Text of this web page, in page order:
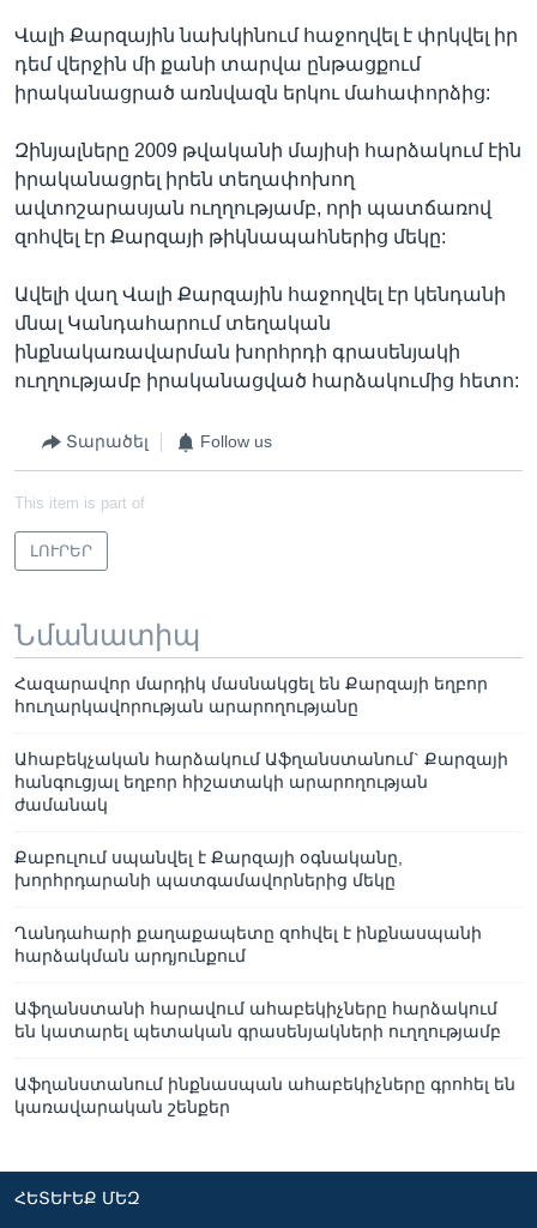
Վալի Քարզային նախկինում հաջողվել է փրկվել իր
դեմ վերջին մի քանի տարվա ընթացքում
իրականացրած առնվազն երկու մահափորձից:
Զինյալները 2009 թվականի մայիսի հարձակում էին
իրականացրել իրեն տեղափոխող
ավտոշարասյան ուղղությամբ, որի պատճառով
զոհվել էր Քարզայի թիկնապահներից մեկը:
Ավելի վաղ Վալի Քարզային հաջողվել էր կենդանի
մնալ Կանդահարում տեղական
ինքնակառավարման խորհրդի գրասենյակի
ուղղությամբ իրականացված հարձակումից հետո:
Տարածել Follow us
This item is part of
ԼՈՒՐԵՐ
Նմանատիպ
Հազարավոր մարդիկ մասնակցել են Քարզայի եղբոր
հուղարկավորության արարողությանը
Ահաբեկչական հարձակում Աֆղանստանում` Քարզայի
հանգուցյալ եղբոր հիշատակի արարողության
ժամանակ
Քաբուլում սպանվել է Քարզայի օգնականը,
խորհրդարանի պատգամավորներից մեկը
Ղանդահարի քաղաքապետը զոհվել է ինքնասպանի
հարձակման արդյունքում
Աֆղանստանի հարավում ահաբեկիչները հարձակում
են կատարել պետական գրասենյակների ուղղությամբ
Աֆղանստանում ինքնասպան ահաբեկիչները գրոհել են
կառավարական շենքեր
ՀԵՏԵՒԵՔ ՄԵԶ